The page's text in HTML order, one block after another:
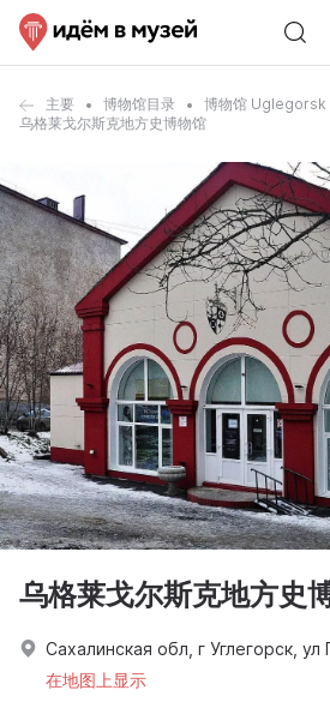
主要 博物馆目录
博物馆 Uglegorsk
乌格莱戈尔斯克地方史博物馆
乌格莱戈尔斯克地方史
Сахалинская обл, г Углегорск,
在地图上显示